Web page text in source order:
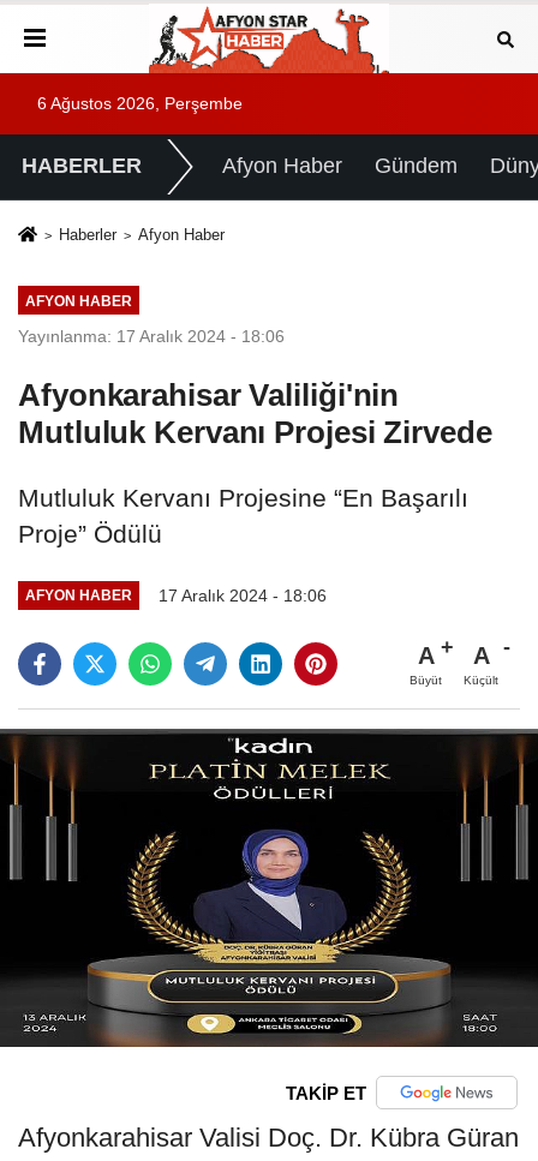
6 Ağustos 2026, Perşembe
HABERLER Afyon Haber Gündem
Haberler Afyon Haber
AFYON HABER
Yayınlanma: 17 Aralık 2024 - 18:06
Afyonkarahisar Valiliği'nin
Mutluluk Kervanı Projesi Zirvede
Mutluluk Kervanı Projesine “En Başarılı
Proje” Ödülü
AFYON HABER 17 Aralık 2024 - 18:06
A
Büyüt
A
Küçült
TAKİP ET
Afyonkarahisar Valisi Doç. Dr. Kübra Güran